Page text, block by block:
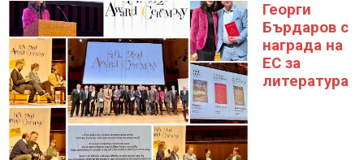
Георги
Бърдаров с
награда на
ЕС за
литература